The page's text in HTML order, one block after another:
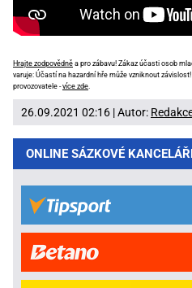
Hrajte zodpovědně a pro zábavu! Zákaz účasti osob
varuje: Účastí na hazardní hře může vzniknout
provozovatele -více zde
26.09.2021 02:16 | Autor:
ONLINE SÁZKOVÉ